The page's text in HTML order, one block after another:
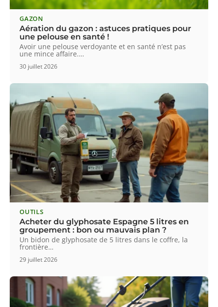
GAZON
Aération du gazon : astuces pratiques pour
une pelouse en santé !
Avoir une pelouse verdoyante et en santé n’est pas
une mince affaire.…
30 juillet 2026
OUTILS
Acheter du glyphosate Espagne 5 litres en
groupement : bon ou mauvais plan ?
Un bidon de glyphosate de 5 litres dans le coffre, la
frontière…
29 juillet 2026